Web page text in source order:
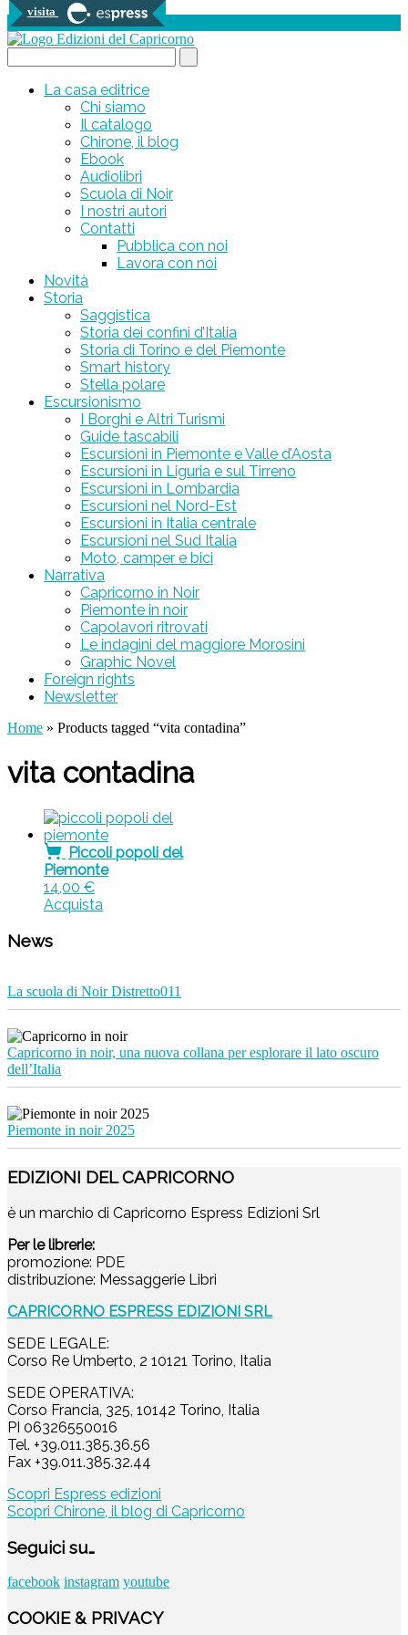
visita
0 prodotti
La casa editrice
Chi siamo
Il catalogo
Chirone, il blog
Ebook
Audiolibri
Scuola di Noir
I nostri autori
Contatti
Pubblica con noi
Lavora con noi
Novità
Storia
Saggistica
Storia dei confini d’Italia
Storia di Torino e del Piemonte
Smart history
Stella polare
Escursionismo
I Borghi e Altri Turismi
Guide tascabili
Escursioni in Piemonte e Valle d’Aosta
Escursioni in Liguria e sul Tirreno
Escursioni in Lombardia
Escursioni nel Nord-Est
Escursioni in Italia centrale
Escursioni nel Sud Italia
Moto, camper e bici
Narrativa
Capricorno in Noir
Piemonte in noir
Capolavori ritrovati
Le indagini del maggiore Morosini
Graphic Novel
Foreign rights
Newsletter
Home » Products tagged “vita contadina”
vita contadina
Piccoli popoli del
Piemonte
14,00 €
Acquista
News
La scuola di Noir Distretto011
Capricorno in noir, una nuova collana per esplorare il lato oscuro
dell’Italia
Piemonte in noir 2025
EDIZIONI DEL CAPRICORNO
è un marchio di Capricorno Espress Edizioni Srl
Per le librerie:
promozione: PDE
distribuzione: Messaggerie Libri
CAPRICORNO ESPRESS EDIZIONI SRL
SEDE LEGALE:
Corso Re Umberto, 2 10121 Torino, Italia
SEDE OPERATIVA:
Corso Francia, 325, 10142 Torino, Italia
PI 06326550016
Tel. +39.011.385.36.56
Fax +39.011.385.32.44
Scopri Espress edizioni
Scopri Chirone, il blog di Capricorno
Seguici su…
facebook instagram youtube
COOKIE & PRIVACY